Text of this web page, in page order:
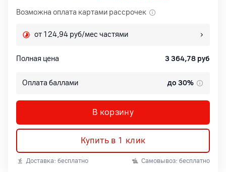
Возможна оплата картами рассрочек
от 124,94 руб/мес частями
Полная цена 3 364,78 руб
Оплата баллами до 30%
В корзину
Купить в 1 клик
Доставка: бесплатно Самовывоз: бесплатно